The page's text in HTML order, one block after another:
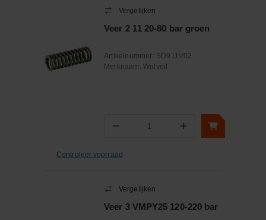
Vergelijken
Veer 2 11 20-80 bar groen
Artikelnummer: SD911V02
Merknaam: Walvoil
− Aantal +
Controleer voorraad
Vergelijken
Veer 3 VMPY25 120-220 bar